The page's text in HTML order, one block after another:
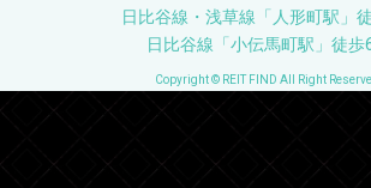
日比谷線・浅草線「人形町駅」
日比谷線「小伝馬町駅」徒歩
Copyright © REIT FIND All Right